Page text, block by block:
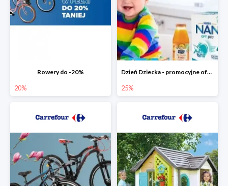
Rowery do -20%
20%
Dzień Dziecka - promocyjne oferty dla najmłodszych
25%